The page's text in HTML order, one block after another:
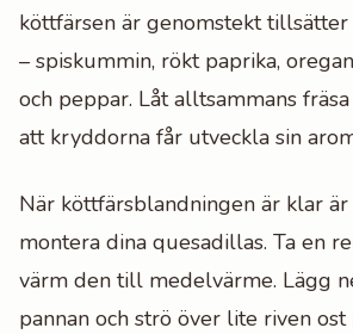
köttfärsen är genomstekt
– spiskummin, rökt paprika,
och peppar. Låt alltsammans
att kryddorna får utveckla sin
När köttfärsblandningen är klar
montera dina quesadillas. Ta en
värm den till medelvärme. Lägg
pannan och strö över lite riven ost